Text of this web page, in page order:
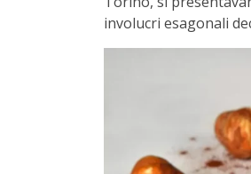
involucri esagonali